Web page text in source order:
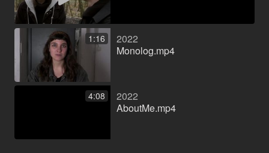
1:16
2022
Monolog.mp4
4:08
2022
AboutMe.mp4